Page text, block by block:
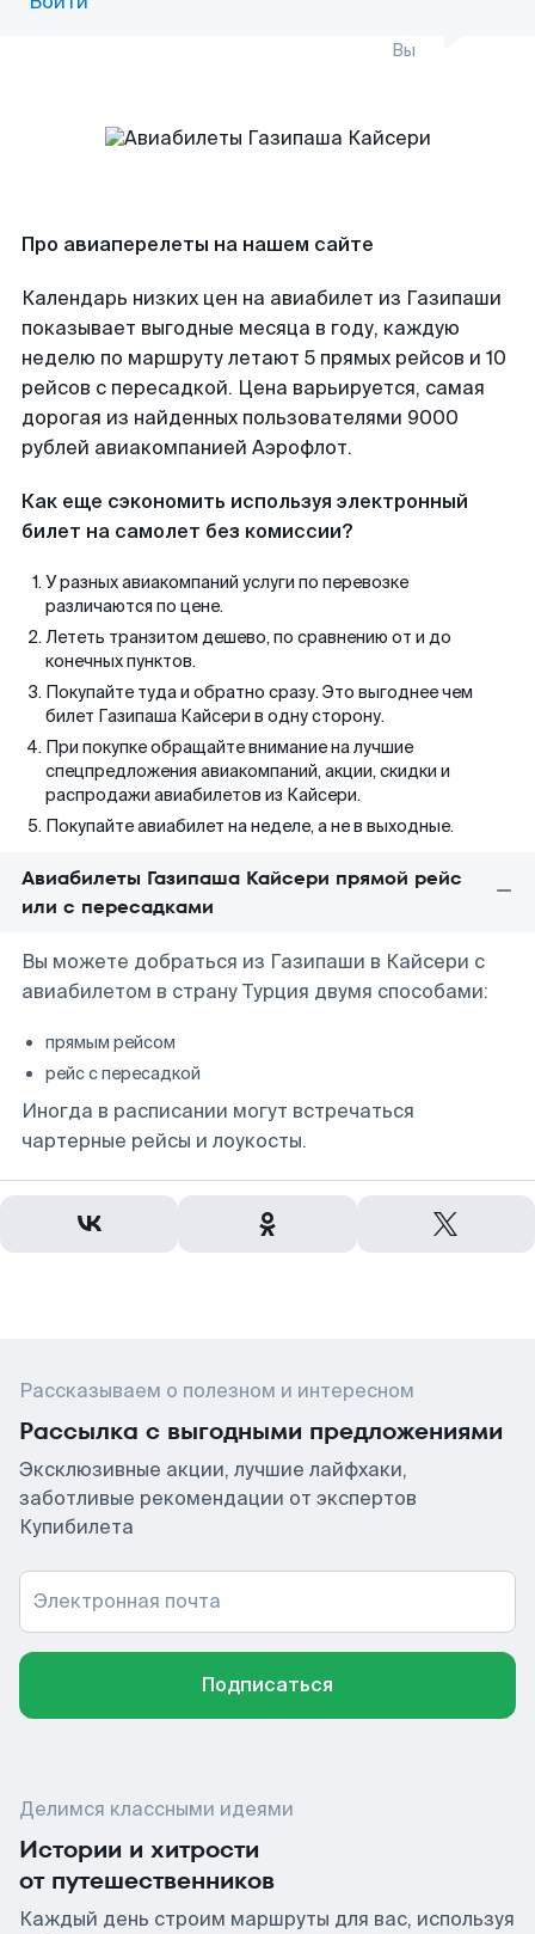
Вы
Про авиаперелеты на нашем сайте
Календарь низких цен на авиабилет из Газипаши
показывает выгодные месяца в году, каждую
неделю по маршруту летают 5 прямых рейсов и 10
рейсов с пересадкой. Цена варьируется, самая
дорогая из найденных пользователями 9000
рублей авиакомпанией Аэрофлот.
Как еще сэкономить используя электронный
билет на самолет без комиссии?
У разных авиакомпаний услуги по перевозке
различаются по цене.
Лететь транзитом дешево, по сравнению от и до
конечных пунктов.
Покупайте туда и обратно сразу. Это выгоднее чем
билет Газипаша Кайсери в одну сторону.
При покупке обращайте внимание на лучшие
спецпредложения авиакомпаний, акции, скидки и
распродажи авиабилетов из Кайсери.
Покупайте авиабилет на неделе, а не в выходные.
Авиабилеты Газипаша Кайсери прямой рейс
или с пересадками
Вы можете добраться из Газипаши в Кайсери с
авиабилетом в страну Турция двумя способами:
прямым рейсом
рейс с пересадкой
Иногда в расписании могут встречаться
чартерные рейсы и лоукосты.
Рассказываем о полезном и интересном
Рассылка с выгодными предложениями
Эксклюзивные акции, лучшие лайфхаки,
заботливые рекомендации от экспертов
Купибилета
Электронная почта
Подписаться
Делимся классными идеями
Истории и хитрости
от путешественников
Каждый день строим маршруты для вас, используя